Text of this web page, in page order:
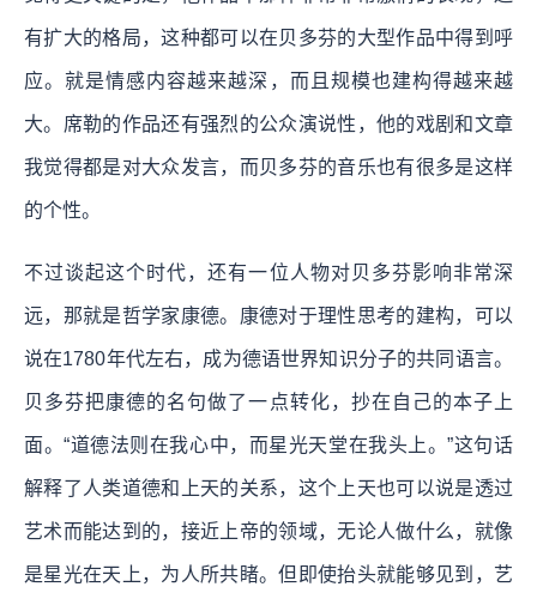
有扩大的格局，这种都可以在贝多芬的大型作品中得到呼
应。就是情感内容越来越深，而且规模也建构得越来越
大。席勒的作品还有强烈的公众演说性，他的戏剧和文章
我觉得都是对大众发言，而贝多芬的音乐也有很多是这样
的个性。
不过谈起这个时代，还有一位人物对贝多芬影响非常深
远，那就是哲学家康德。康德对于理性思考的建构，可以
说在1780年代左右，成为德语世界知识分子的共同语言。
贝多芬把康德的名句做了一点转化，抄在自己的本子上
面。“道德法则在我心中，而星光天堂在我头上。”这句话
解释了人类道德和上天的关系，这个上天也可以说是透过
艺术而能达到的，接近上帝的领域，无论人做什么，就像
是星光在天上，为人所共睹。但即使抬头就能够见到，艺